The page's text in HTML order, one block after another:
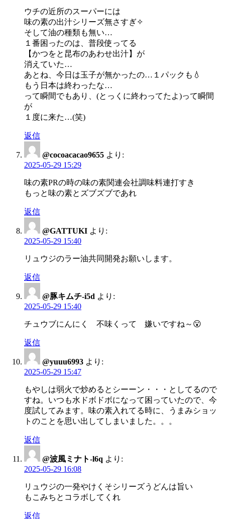
ウチの近所のスーパーには
味の素の出汁シリーズ無さすぎ✧︎
そして油の種類も無い…
１番困ったのは、普段使ってる
【かつをと昆布のあわせ出汁】が
消えていた…
あとね、今日は玉子が無かったの…１パックも💧‬
もう日本は終わったな…
って瞬間でもあり、(とっくに終わってたよ)って瞬間
が
１度に来た…(笑)
返信
@cocoacacao9655 より:
2025-05-29 15:29
味の素PRの時の味の素関連会社調味料連打すき
もっと味の素とズブズブであれ
返信
@GATTUKI より:
2025-05-29 15:40
リュウジのラー油共同開発お願いします。
返信
@豚キムチ-i5d より:
2025-05-29 15:40
チュウブにんにく 不味くって 嫌いですね～😮
返信
@yuuu6993 より:
2025-05-29 15:47
もやしは弱火で炒めるとシーーン・・・としてるので
すね。いつも水ドボドボになって困っていたので、今
度試してみます。味の素入れてる時に、うまみショッ
トのことを思い出してしまいました。。。
返信
@波風ミナト-l6q より:
2025-05-29 16:08
リュウジの一発やけくそシリーズうどんは旨い
もこみちとコラボしてくれ
返信